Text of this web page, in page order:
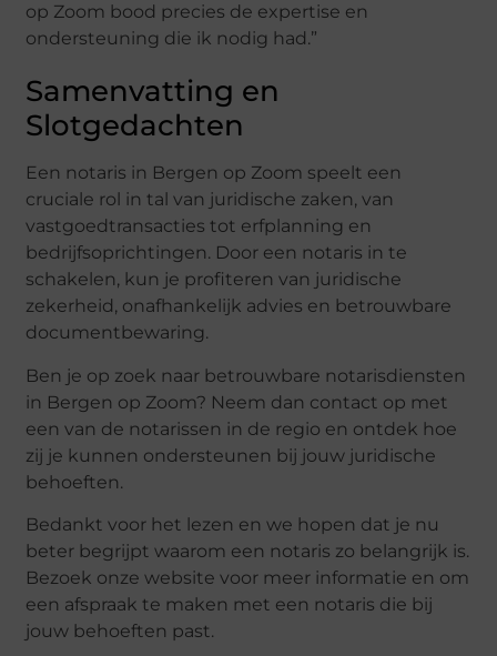
op Zoom bood precies de expertise en
ondersteuning die ik nodig had.”
Samenvatting en
Slotgedachten
Een notaris in Bergen op Zoom speelt een
cruciale rol in tal van juridische zaken, van
vastgoedtransacties tot erfplanning en
bedrijfsoprichtingen. Door een notaris in te
schakelen, kun je profiteren van juridische
zekerheid, onafhankelijk advies en betrouwbare
documentbewaring.
Ben je op zoek naar betrouwbare notarisdiensten
in Bergen op Zoom? Neem dan contact op met
een van de notarissen in de regio en ontdek hoe
zij je kunnen ondersteunen bij jouw juridische
behoeften.
Bedankt voor het lezen en we hopen dat je nu
beter begrijpt waarom een notaris zo belangrijk is.
Bezoek onze website voor meer informatie en om
een afspraak te maken met een notaris die bij
jouw behoeften past.